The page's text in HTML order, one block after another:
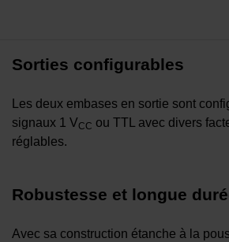
Sorties configurables
Les deux embases en sortie sont
signaux 1 VCC ou TTL avec divers
réglables.
Robustesse et longue
Avec sa construction étanche à la